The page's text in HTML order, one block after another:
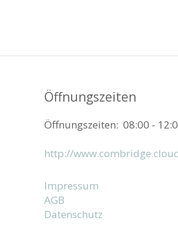
Öffnungszeiten
Öffnungszeiten: 08:00 -
http://
Impressum
AGB
Datenschutz